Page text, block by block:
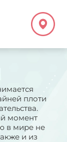
плоти
момент
в мире не
и из